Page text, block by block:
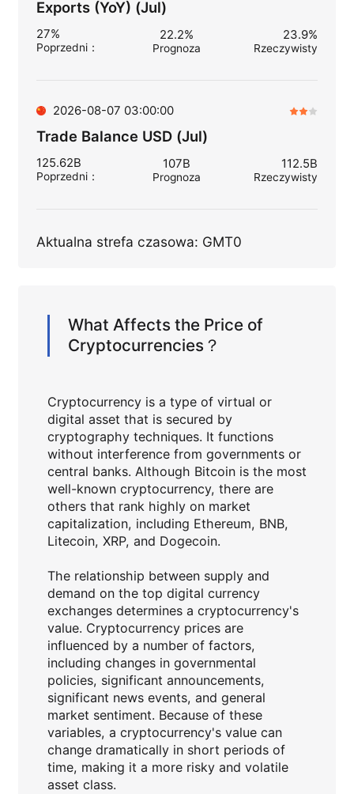
Exports (YoY) (Jul)
27%
Poprzedni：
22.2%
Prognoza
23.9%
Rzeczywisty
2026-08-07 03:00:00
Trade Balance USD (Jul)
125.62B
Poprzedni：
107B
Prognoza
112.5B
Rzeczywisty
Aktualna strefa czasowa: GMT0
What Affects the Price of
Cryptocurrencies？
Cryptocurrency is a type of virtual or
digital asset that is secured by
cryptography techniques. It functions
without interference from governments or
central banks. Although Bitcoin is the most
well-known cryptocurrency, there are
others that rank highly on market
capitalization, including Ethereum, BNB,
Litecoin, XRP, and Dogecoin.
The relationship between supply and
demand on the top digital currency
exchanges determines a cryptocurrency's
value. Cryptocurrency prices are
influenced by a number of factors,
including changes in governmental
policies, significant announcements,
significant news events, and general
market sentiment. Because of these
variables, a cryptocurrency's value can
change dramatically in short periods of
time, making it a more risky and volatile
asset class.